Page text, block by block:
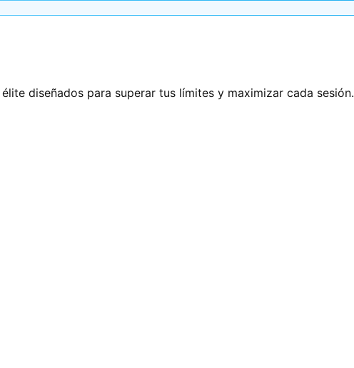
diseñados para superar tus límites y maximizar cada sesión.